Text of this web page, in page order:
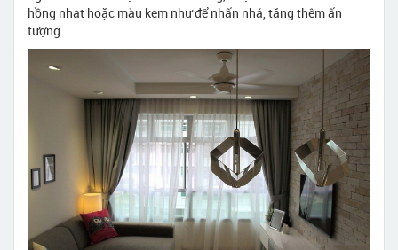
hồng nhat hoặc màu kem như để nhấn nhá, tăng thêm ấn
tượng.